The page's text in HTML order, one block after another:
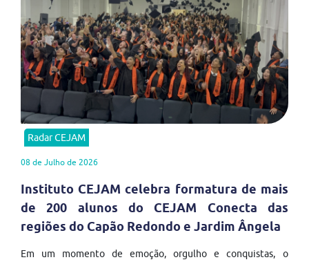
Radar CEJAM
08 de Julho de 2026
Instituto CEJAM celebra formatura de mais
de 200 alunos do CEJAM Conecta das
regiões do Capão Redondo e Jardim Ângela
Em um momento de emoção, orgulho e conquistas, o